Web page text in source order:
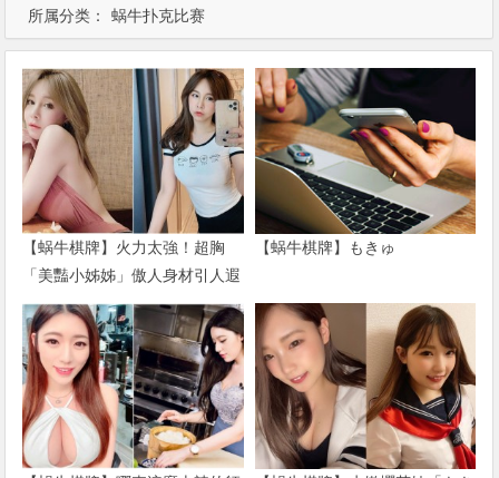
所属分类： 蜗牛扑克比赛
【蜗牛棋牌】火力太強！超胸
「美豔小姊姊」傲人身材引人遐
想 一身兇猛戰袍直接辣到噴火
【蜗牛棋牌】もきゅ